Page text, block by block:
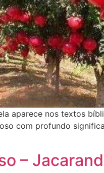
aparece nos textos
com profundo
–